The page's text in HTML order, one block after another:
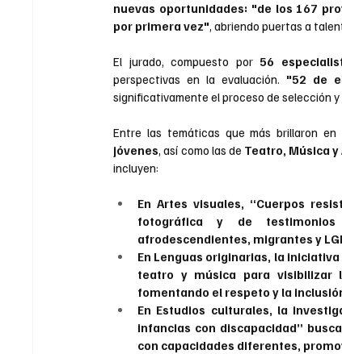
nuevas oportunidades: "de los 167
por primera vez", abriendo puertas a
El jurado, compuesto por 56
perspectivas en la evaluación. "52 de
significativamente el proceso de selección
Entre las temáticas que más brillaron
jóvenes, así como las de Teatro, Música
incluyen:
En Artes visuales, “Cuerpos
fotográfica y de
afrodescendientes, migrantes y
En Lenguas originarias, la
teatro y música para visibilizar
fomentando el respeto y la
En Estudios culturales, la
infancias con discapacidad”
con capacidades diferentes,